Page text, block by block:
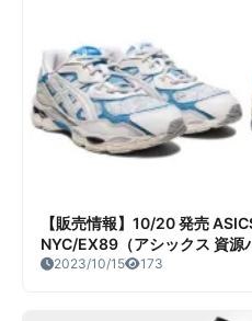
【販売情報】10/20 発売
NYC/EX89（アシックス 資源
め2023/10/15 173